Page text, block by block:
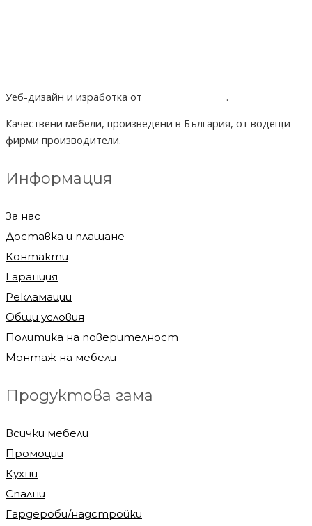
Уеб-дизайн и изработка от
.
Качествени мебели, произведени в България, от водещи
фирми производители.
Информация
За нас
Доставка и плащане
Контакти
Гаранция
Рекламации
Общи условия
Политика на поверителност
Монтаж на мебели
Продуктова гама
Всички мебели
Промоции
Кухни
Спални
Гардероби/надстройки